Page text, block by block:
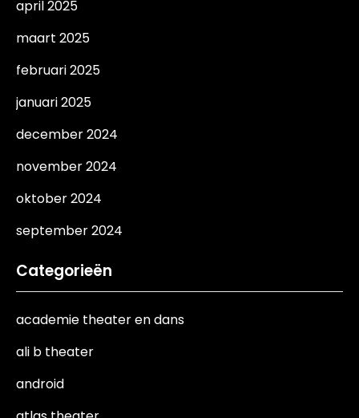
april 2025
maart 2025
februari 2025
januari 2025
december 2024
november 2024
oktober 2024
september 2024
Categorieën
academie theater en dans
ali b theater
android